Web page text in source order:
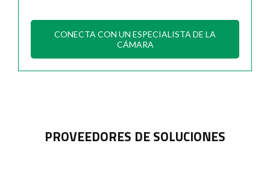
CONECTA CON UN ESPECIALISTA DE LA
CÁMARA
PROVEEDORES DE SOLUCIONES